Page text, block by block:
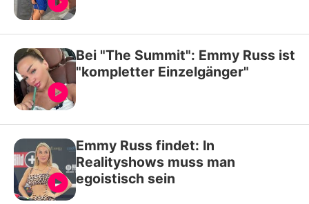
Bei "The Summit": Emmy Russ ist
"kompletter Einzelgänger"
Emmy Russ findet: In
Realityshows muss man
egoistisch sein